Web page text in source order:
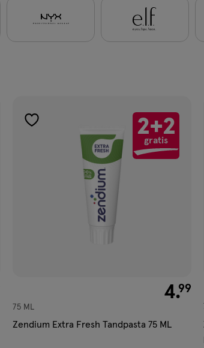
2+2
gratis
toevoegen
€ 4.99
4.99
75 ML
Zendium Extra Fresh Tandpasta 75 ML